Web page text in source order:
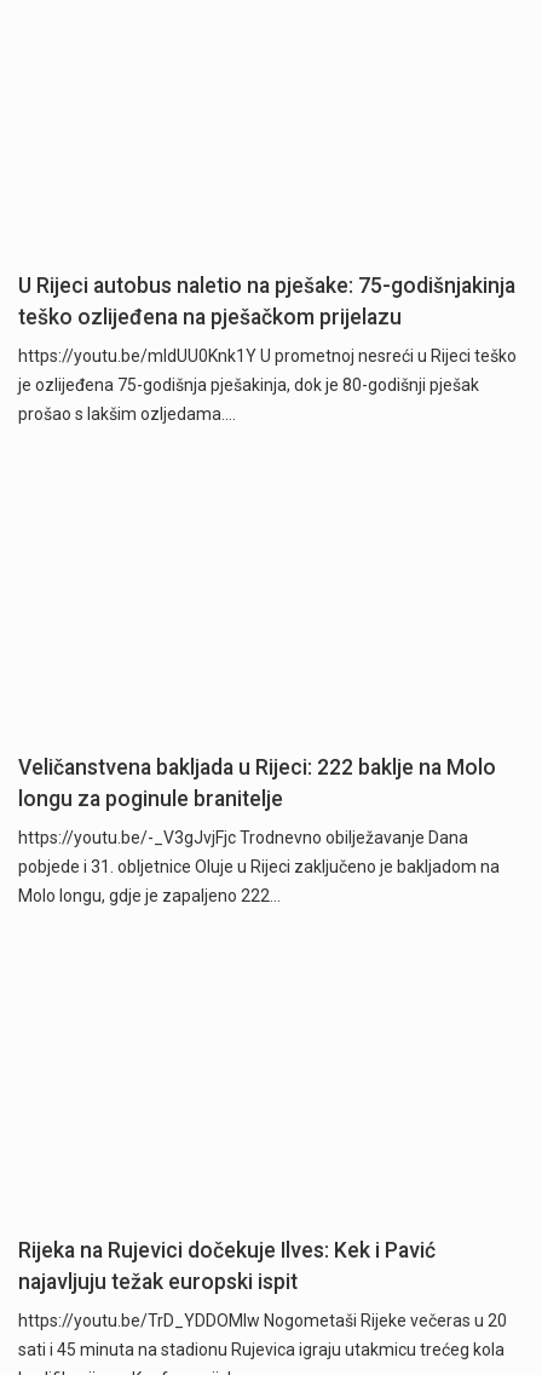
U Rijeci autobus naletio na pješake: 75-godišnjakinja
teško ozlijeđena na pješačkom prijelazu
https://youtu.be/mldUU0Knk1Y U prometnoj nesreći u Rijeci teško
je ozlijeđena 75-godišnja pješakinja, dok je 80-godišnji pješak
prošao s lakšim ozljedama.…
Veličanstvena bakljada u Rijeci: 222 baklje na Molo
longu za poginule branitelje
https://youtu.be/-_V3gJvjFjc Trodnevno obilježavanje Dana
pobjede i 31. obljetnice Oluje u Rijeci zaključeno je bakljadom na
Molo longu, gdje je zapaljeno 222…
Rijeka na Rujevici dočekuje Ilves: Kek i Pavić
najavljuju težak europski ispit
https://youtu.be/TrD_YDDOMIw Nogometaši Rijeke večeras u 20
sati i 45 minuta na stadionu Rujevica igraju utakmicu trećeg kola